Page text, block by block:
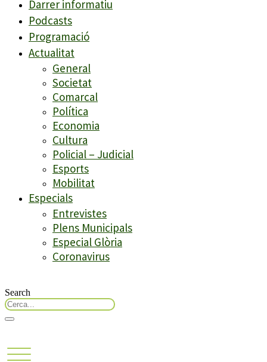
Darrer informatiu
Podcasts
Programació
Actualitat
General
Societat
Comarcal
Política
Economia
Cultura
Policial – Judicial
Esports
Mobilitat
Especials
Entrevistes
Plens Municipals
Especial Glòria
Coronavirus
Search